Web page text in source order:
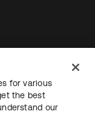
geöffnet
for various
the best
our